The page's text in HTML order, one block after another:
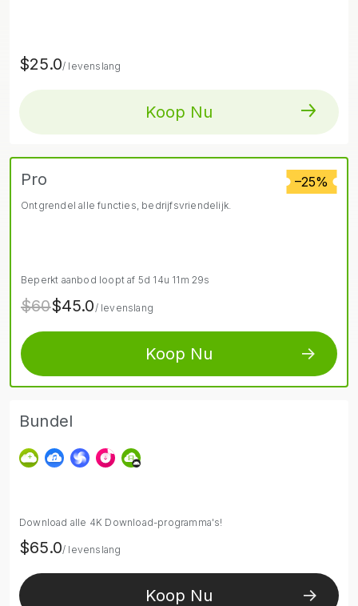
$25.0/ levenslang
Koop Nu
–25%
Pro
Ontgrendel alle functies, bedrijfsvriendelijk.
Beperkt aanbod loopt af 5d 14u 11m 28s
$60$45.0/ levenslang
Koop Nu
Bundel
Download alle 4K Download-programma's!
$65.0/ levenslang
Koop Nu